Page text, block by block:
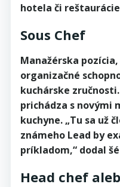
hotela či
Sous Chef
Manažérska
organizačné
kuchárske
prichádza s novými
kuchyne. „Tu sa už
známeho Lead by
príkladom,“ dodal
Head chef